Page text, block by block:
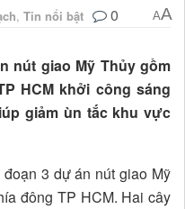
, Tin nổi bật 0 AA
nút giao Mỹ Thủy gồm
HCM khởi công sáng
giảm ùn tắc khu vực
3 dự án nút giao Mỹ
đông TP HCM. Hai cây